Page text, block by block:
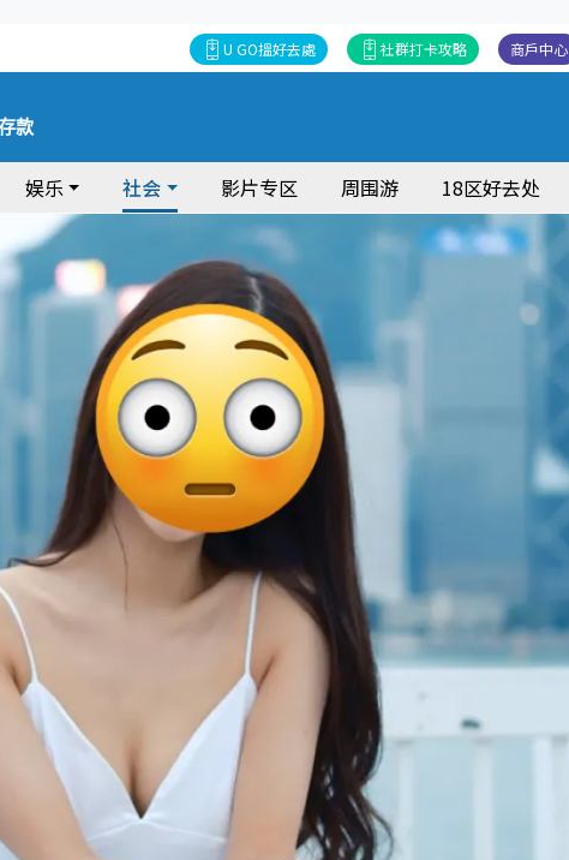
商戶中心
社群打卡攻略
U GO搵好去處
款
娱乐 社会 影片专区 周围游 18区好去处